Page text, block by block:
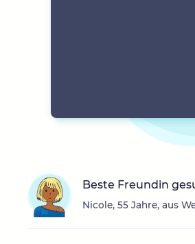
Beste Freundin
Nicole, 55 Jahre, aus